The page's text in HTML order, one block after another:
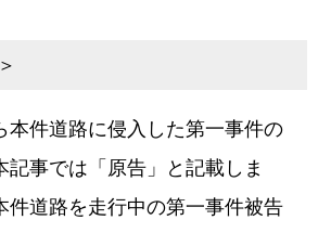
本件道路に侵入した第一事件の
記事では「原告」と記載しま
件道路を走行中の第一事件被告